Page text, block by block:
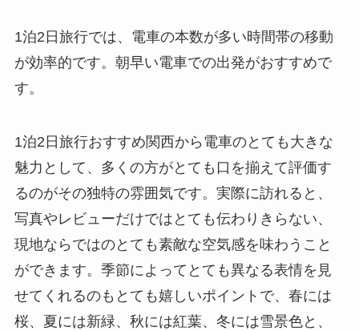
1泊2日旅行では、電車の本数が多い時間帯の移動
が効率的です。朝早い電車での出発がおすすめで
す。
1泊2日旅行おすすめ関西から電車のとても大きな
魅力として、多くの方がとても口を揃えて評価す
るのがその独特の雰囲気です。実際に訪れると、
写真やレビューだけではとても伝わりきらない、
現地ならではのとても素敵な空気感を味わうこと
ができます。季節によってとても異なる表情を見
せてくれるのもとても嬉しいポイントで、春には
桜、夏には新緑、秋には紅葉、冬には雪景色と、